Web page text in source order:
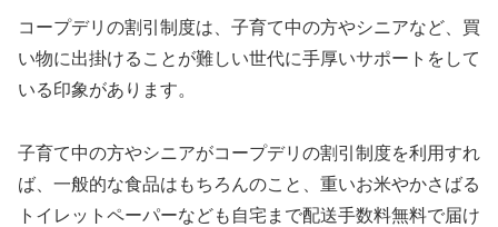
コープデリの割引制度は、子育て中の方やシニアなど、買
い物に出掛けることが難しい世代に手厚いサポートをして
いる印象があります。
子育て中の方やシニアがコープデリの割引制度を利用すれ
ば、一般的な食品はもちろんのこと、重いお米やかさばる
トイレットペーパーなども自宅まで配送手数料無料で届け